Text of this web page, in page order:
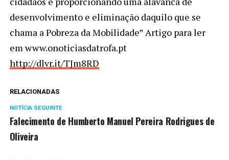
desenvolvimento e eliminação daquilo que se
chama a Pobreza da Mobilidade” Artigo para ler
em www.onoticiasdatrofa.pt
http://dlvr.it/TJm8RD
RELACIONADAS
NOTÍCIA SEGUINTE
Falecimento de Humberto Manuel Pereira Rodrigues de
Oliveira